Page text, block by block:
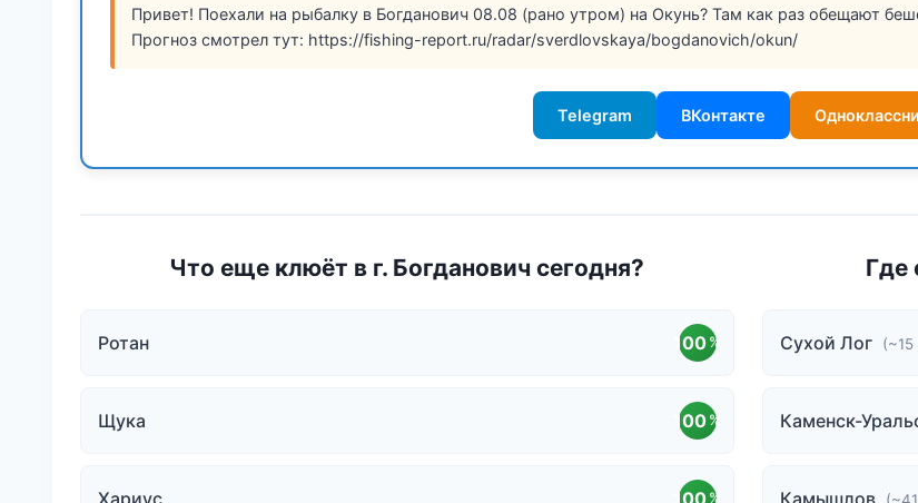
Привет! Поехали на рыбалку в Богданович 08.08 (рано утром) на Окунь? Там как раз обещают
Прогноз смотрел тут: https://fishing-report.ru/radar/sverdlovskaya/bogdanovich/okun/
Telegram ВКонтакте
Что еще клюёт в г. Богданович сегодня?
Ротан 100 %
Щука 100 %
Хариус 100 %
Где
Сухой Лог (~15
Каменск-
Камышлов